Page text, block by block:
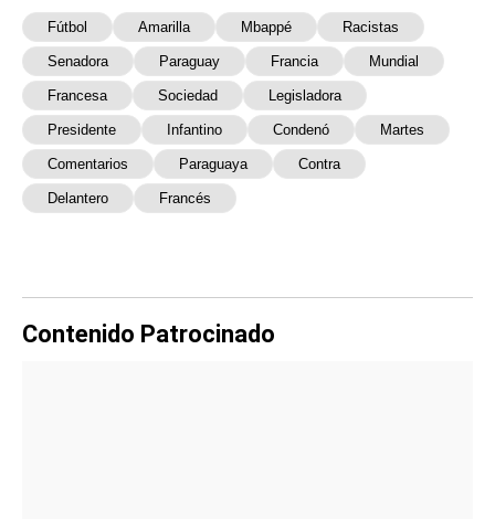
Fútbol Amarilla Mbappé Racistas
Senadora Paraguay Francia Mundial
Francesa Sociedad Legisladora
Presidente Infantino Condenó Martes
Comentarios Paraguaya Contra
Delantero Francés
Contenido Patrocinado